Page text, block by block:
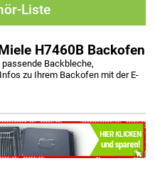
Liste
H7460B Backofen
Backbleche,
zu Ihrem Backofen mit der E-